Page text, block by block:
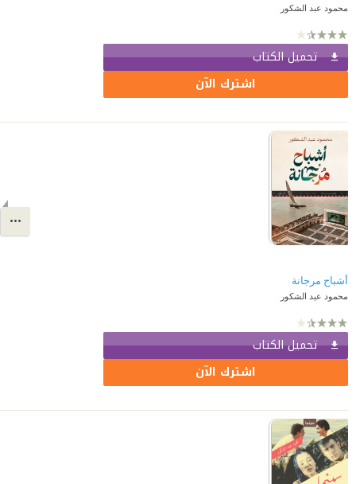
محمود عبد الشكور
تحميل الكتاب
اشترك الآن
أشباح مرجانة
محمود عبد الشكور
تحميل الكتاب
اشترك الآن